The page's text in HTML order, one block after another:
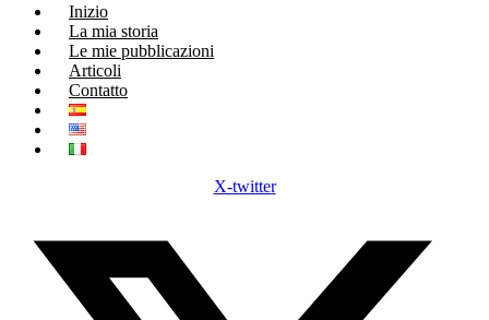
Inizio
La mia storia
Le mie pubblicazioni
Articoli
Contatto
X-twitter